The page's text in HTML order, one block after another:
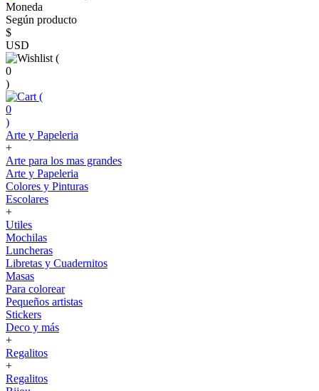
Moneda
Según producto
$
USD
(
0
)
(
0
)
Arte y Papeleria
+
Arte para los mas grandes
Arte y Papeleria
Colores y Pinturas
Escolares
+
Utiles
Mochilas
Luncheras
Libretas y Cuadernitos
Masas
Para colorear
Pequeños artistas
Stickers
Deco y más
+
Regalitos
+
Regalitos